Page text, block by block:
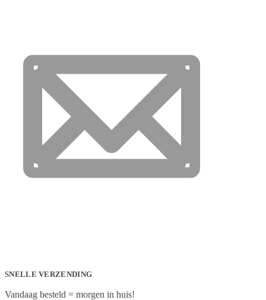
SNELLE VERZENDING
Vandaag besteld = morgen in huis!